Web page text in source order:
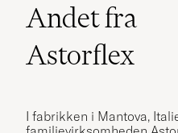
Andet fra
Astorflex
I fabrikken i Mantova,